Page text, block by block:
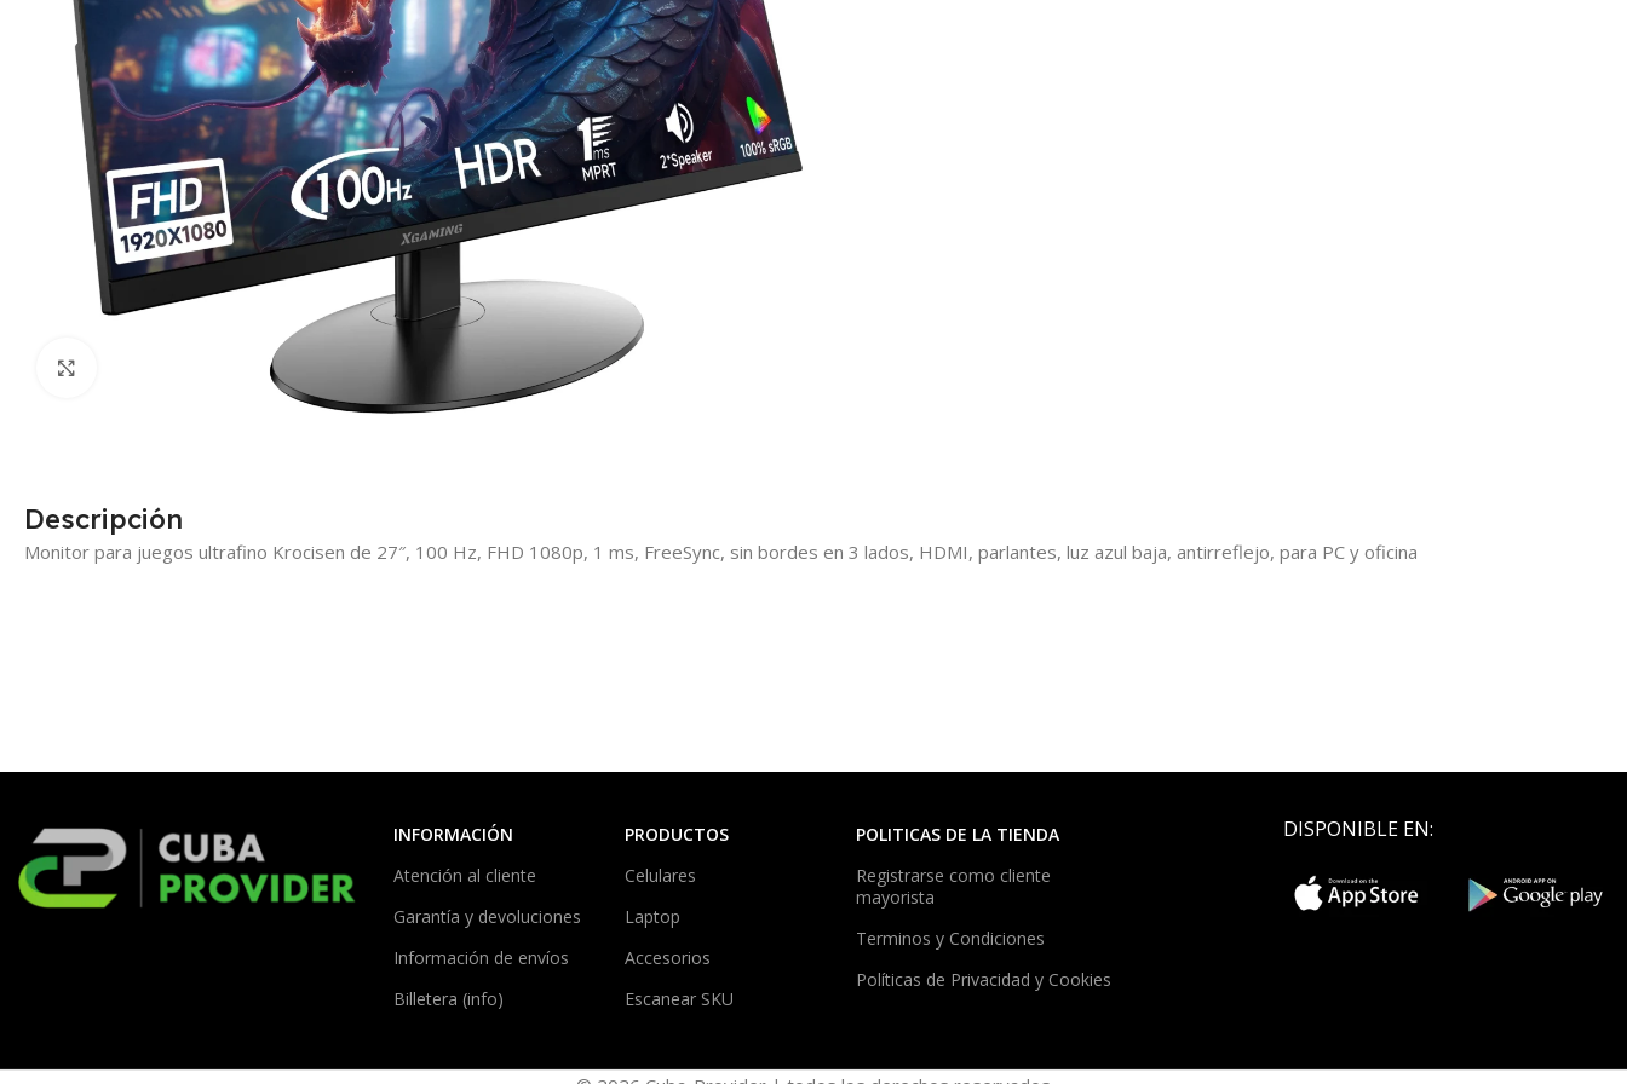
Descripción
Monitor para juegos ultrafino Krocisen de 27″, 100 Hz, FHD 1080p, 1 ms, FreeSync, sin bordes en 3 lados, HDMI, parlantes, luz azul baja, antirreflejo, para PC y oficina
INFORMACIÓN
Atención al cliente
Garantía y devoluciones
Información de envíos
Billetera (info)
PRODUCTOS
Celulares
Laptop
Accesorios
Escanear SKU
POLITICAS DE LA TIENDA
Registrarse como cliente
mayorista
Terminos y Condiciones
Políticas de Privacidad y Cookies
DISPONIBLE EN: